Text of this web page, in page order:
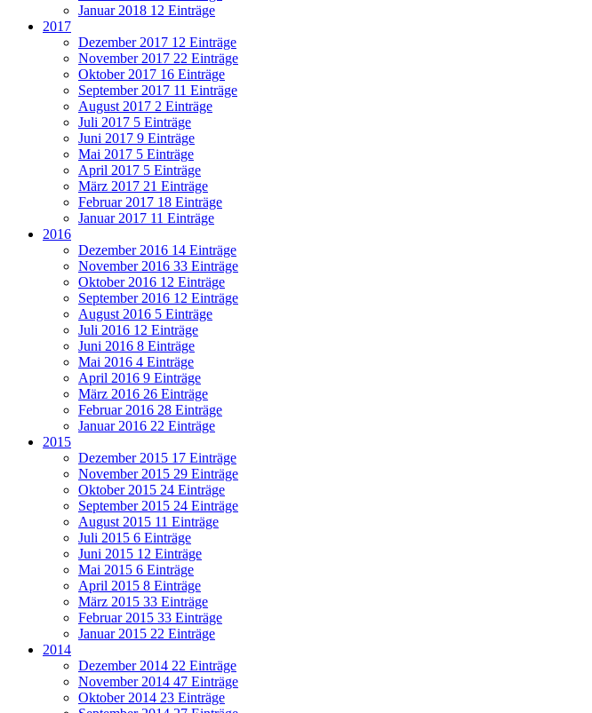
Januar 2018 12 Einträge
2017
Dezember 2017 12 Einträge
November 2017 22 Einträge
Oktober 2017 16 Einträge
September 2017 11 Einträge
August 2017 2 Einträge
Juli 2017 5 Einträge
Juni 2017 9 Einträge
Mai 2017 5 Einträge
April 2017 5 Einträge
März 2017 21 Einträge
Februar 2017 18 Einträge
Januar 2017 11 Einträge
2016
Dezember 2016 14 Einträge
November 2016 33 Einträge
Oktober 2016 12 Einträge
September 2016 12 Einträge
August 2016 5 Einträge
Juli 2016 12 Einträge
Juni 2016 8 Einträge
Mai 2016 4 Einträge
April 2016 9 Einträge
März 2016 26 Einträge
Februar 2016 28 Einträge
Januar 2016 22 Einträge
2015
Dezember 2015 17 Einträge
November 2015 29 Einträge
Oktober 2015 24 Einträge
September 2015 24 Einträge
August 2015 11 Einträge
Juli 2015 6 Einträge
Juni 2015 12 Einträge
Mai 2015 6 Einträge
April 2015 8 Einträge
März 2015 33 Einträge
Februar 2015 33 Einträge
Januar 2015 22 Einträge
2014
Dezember 2014 22 Einträge
November 2014 47 Einträge
Oktober 2014 23 Einträge